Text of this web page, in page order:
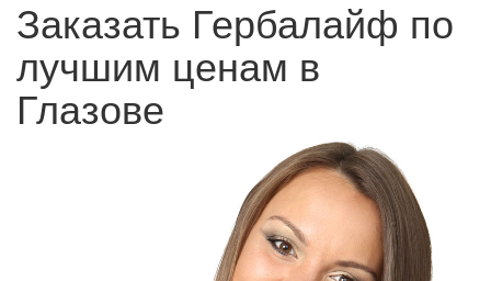
Заказать Гербалайф по
лучшим ценам в
Глазове